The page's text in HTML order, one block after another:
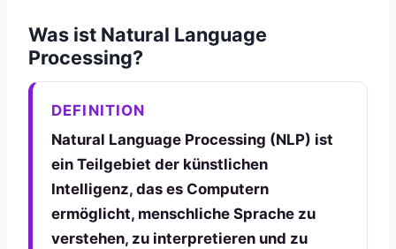
Was ist Natural Language
Processing?
DEFINITION
Natural Language Processing (NLP) ist
ein Teilgebiet der künstlichen
Intelligenz, das es Computern
ermöglicht, menschliche Sprache zu
verstehen, zu interpretieren und zu